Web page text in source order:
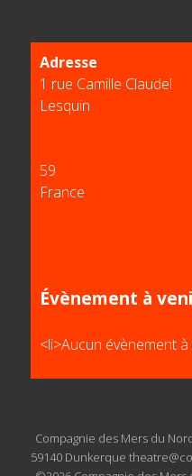
Adresse
1 rue Camille Claudel
Lesquin
59
France
Évènement à
<li>Aucun évènement
Compagnie des Mers du
59140 Dunkerque